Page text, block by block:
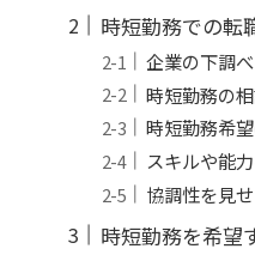
時短勤務での転
企業の下調
時短勤務の
時短勤務希
スキルや能
協調性を見
時短勤務を希望